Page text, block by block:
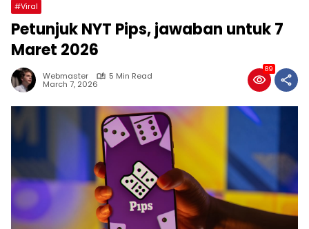
#Viral
Petunjuk NYT Pips, jawaban untuk 7
Maret 2026
Webmaster 5 Min Read
March 7, 2026
89